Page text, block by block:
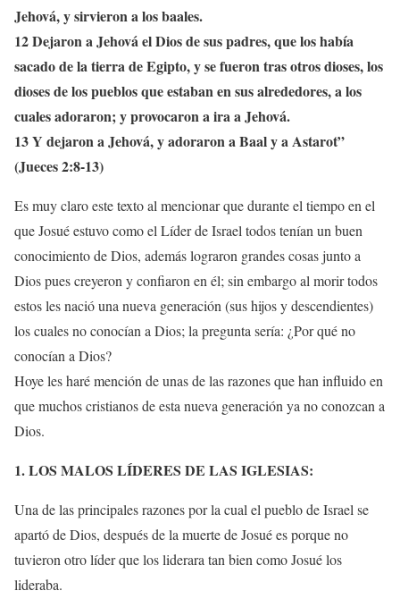
Jehová, y sirvieron a los baales.
12 Dejaron a Jehová el Dios de sus padres, que los había
sacado de la tierra de Egipto, y se fueron tras otros dioses, los
dioses de los pueblos que estaban en sus alrededores, a los
cuales adoraron; y provocaron a ira a Jehová.
13 Y dejaron a Jehová, y adoraron a Baal y a Astarot”
(Jueces 2:8-13)
Es muy claro este texto al mencionar que durante el tiempo en el
que Josué estuvo como el Líder de Israel todos tenían un buen
conocimiento de Dios, además lograron grandes cosas junto a
Dios pues creyeron y confiaron en él; sin embargo al morir todos
estos les nació una nueva generación (sus hijos y descendientes)
los cuales no conocían a Dios; la pregunta sería: ¿Por qué no
conocían a Dios?
Hoye les haré mención de unas de las razones que han influido en
que muchos cristianos de esta nueva generación ya no conozcan a
Dios.
1. LOS MALOS LÍDERES DE LAS IGLESIAS:
Una de las principales razones por la cual el pueblo de Israel se
apartó de Dios, después de la muerte de Josué es porque no
tuvieron otro líder que los liderara tan bien como Josué los
lideraba.